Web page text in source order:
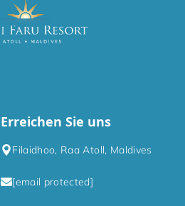
Erreichen Sie uns
Filaidhoo, Raa Atoll, Maldives
[email protected]